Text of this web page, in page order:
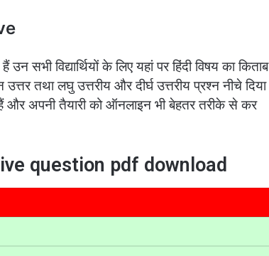
उन सभी विद्यार्थियों के लिए यहां पर हिंदी विषय का किताब
तथा लघु उत्तरीय और दीर्घ उत्तरीय प्रश्न नीचे दिया
और अपनी तैयारी को ऑनलाइन भी बेहतर तरीके से कर
question pdf download